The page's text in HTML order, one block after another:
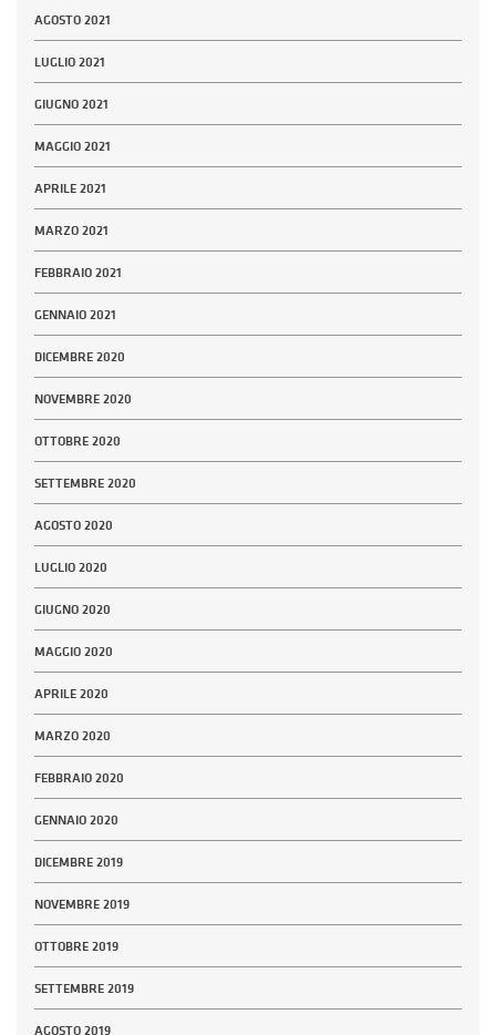
AGOSTO 2021
LUGLIO 2021
GIUGNO 2021
MAGGIO 2021
APRILE 2021
MARZO 2021
FEBBRAIO 2021
GENNAIO 2021
DICEMBRE 2020
NOVEMBRE 2020
OTTOBRE 2020
SETTEMBRE 2020
AGOSTO 2020
LUGLIO 2020
GIUGNO 2020
MAGGIO 2020
APRILE 2020
MARZO 2020
FEBBRAIO 2020
GENNAIO 2020
DICEMBRE 2019
NOVEMBRE 2019
OTTOBRE 2019
SETTEMBRE 2019
AGOSTO 2019